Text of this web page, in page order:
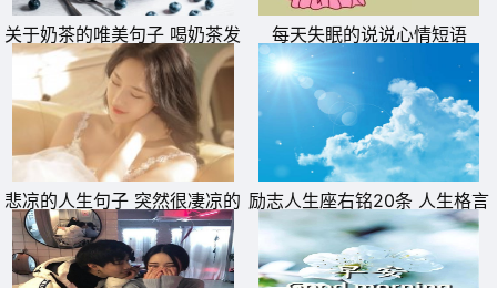
12、愿你垂垂老矣，我可明我心。
13、今夜我不关心人类，我只想你。
14、一个人只拥有此生此世是不够的，他还应该拥有诗意的
15、我们要做的，和岁月较量，和时间奔跑，在卑微中活出
精彩，在短暂中寻求永恒。
关于奶茶的唯美句子 喝奶茶发
朋友圈的说说
每天失眠的说说心情短语
悲凉的人生句子 突然很凄凉的
说说
励志人生座右铭20条 人生格言
励志短句欣赏